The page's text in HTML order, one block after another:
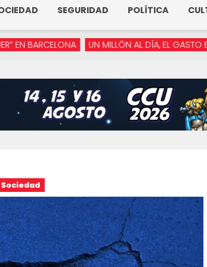
SEGURIDAD POLÍTICA
UN MILLÓN AL DÍA, EL GASTO EN MEDIOS
Sociedad